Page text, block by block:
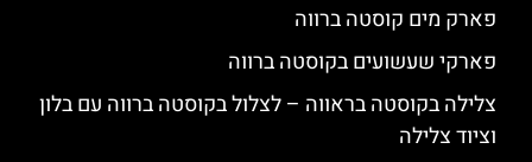
פארק מים קוסטה ברווה
פארקי שעשועים בקוסטה ברווה
צלילה בקוסטה בראווה – לצלול בקוסטה ברווה עם בלון
וציוד צלילה